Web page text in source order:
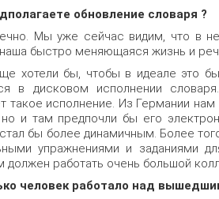
обновление словаря ?
Мы уже сейчас видим, что в
быстро меняющаяся жизнь и
хотели бы, чтобы в идеале это
в дисковом исполнении
такое исполнение. Из Германии
но и там предпочли бы его
бы более динамичным. Более
упражнениями и заданиями
должен работать очень большой
человек работало над